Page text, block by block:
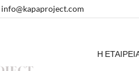
info@kapaproject.com
Η